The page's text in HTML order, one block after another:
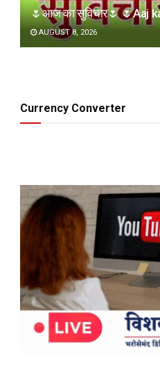
🌷आज का सुविचार🌷 🌷Aaj
AUGUST 8, 2026
Currency Converter